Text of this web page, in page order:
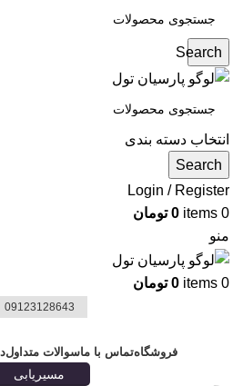
Search
انتخاب دسته بندی
Search
Login / Register
0
items
0 تومان
منو
0
items
0 تومان
09123128643
فروشگاهتماس با ماسوالات متداول
مسیریابی